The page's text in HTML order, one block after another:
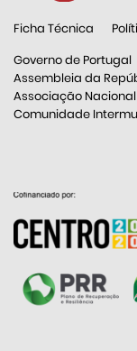
Ficha Técnica
Governo de Portugal
Assembleia da
Associação
Comunidade